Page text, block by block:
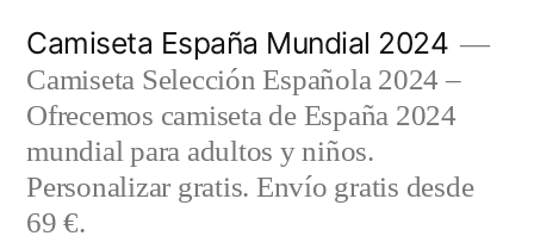
contenido
Camiseta España Mundial 2024
Camiseta Selección Española 2024 –
Ofrecemos camiseta de España 2024
mundial para adultos y niños.
Personalizar gratis. Envío gratis desde
69 €.